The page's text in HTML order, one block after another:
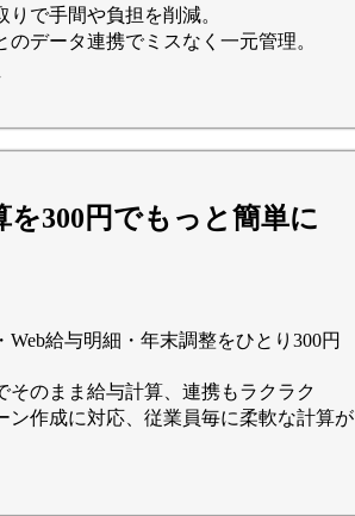
で手間や負担を削減。
データ連携でミスなく一元管理。
300円でもっと簡単に
給与明細・年末調整をひとり300円
そのまま給与計算、連携もラクラク
ン作成に対応、従業員毎に柔軟な計算が